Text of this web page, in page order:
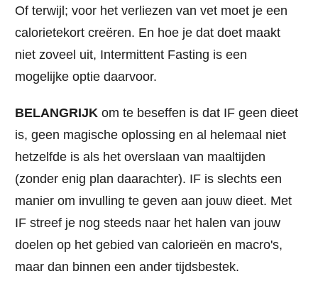
Of terwijl; voor het verliezen van vet moet je een
calorietekort creëren. En hoe je dat doet maakt
niet zoveel uit, Intermittent Fasting is een
mogelijke optie daarvoor.
BELANGRIJK om te beseffen is dat IF geen dieet
is, geen magische oplossing en al helemaal niet
hetzelfde is als het overslaan van maaltijden
(zonder enig plan daarachter). IF is slechts een
manier om invulling te geven aan jouw dieet. Met
IF streef je nog steeds naar het halen van jouw
doelen op het gebied van calorieën en macro's,
maar dan binnen een ander tijdsbestek.